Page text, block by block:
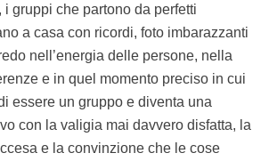
i gruppi che partono da perfetti
a casa con ricordi, foto imbarazzanti
nell’energia delle persone, nella
e in quel momento preciso in cui
essere un gruppo e diventa una
con la valigia mai davvero disfatta, la
e la convinzione che le cose